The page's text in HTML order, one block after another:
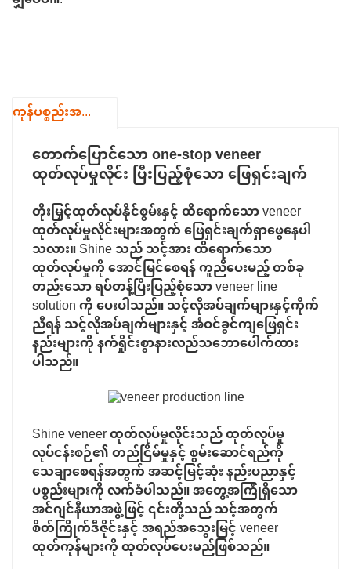
ကုန်ပစ္စည်းအသေးစိတ်
တောက်ပြောင်သော one-stop veneer
ထုတ်လုပ်မှုလိုင်း ပြီးပြည့်စုံသော ဖြေရှင်းချက်
တိုးမြှင့်ထုတ်လုပ်နိုင်စွမ်းနှင့် ထိရောက်သော veneer
ထုတ်လုပ်မှုလိုင်းများအတွက် ဖြေရှင်းချက်ရှာဖွေနေပါ
သလား။ Shine သည် သင့်အား ထိရောက်သော
ထုတ်လုပ်မှုကို အောင်မြင်စေရန် ကူညီပေးမည့် တစ်ခု
တည်းသော ရပ်တန့်ပြီးပြည့်စုံသော veneer line
solution ကို ပေးပါသည်။ သင့်လိုအပ်ချက်များနှင့်ကိုက်
ညီရန် သင့်လိုအပ်ချက်များနှင့် အံဝင်ခွင်ကျဖြေရှင်း
နည်းများကို နက်ရှိုင်းစွာနားလည်သဘောပေါက်ထား
ပါသည်။
Shine veneer ထုတ်လုပ်မှုလိုင်းသည် ထုတ်လုပ်မှု
လုပ်ငန်းစဉ်၏ တည်ငြိမ်မှုနှင့် စွမ်းဆောင်ရည်ကို
သေချာစေရန်အတွက် အဆင့်မြင့်ဆုံး နည်းပညာနှင့်
ပစ္စည်းများကို လက်ခံပါသည်။ အတွေ့အကြုံရှိသော
အင်ဂျင်နီယာအဖွဲ့ဖြင့် ၎င်းတို့သည် သင့်အတွက်
စိတ်ကြိုက်ဒီဇိုင်းနှင့် အရည်အသွေးမြင့် veneer
ထုတ်ကုန်များကို ထုတ်လုပ်ပေးမည်ဖြစ်သည်။